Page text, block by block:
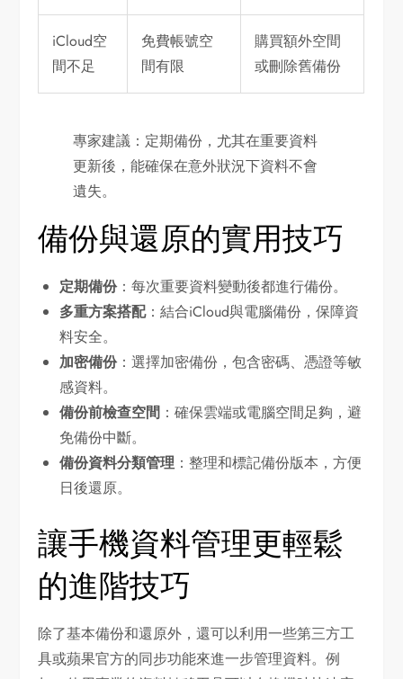
iCloud空
間不足
免費帳號空
間有限
購買額外空間
或刪除舊備份
專家建議：定期備份，尤其在重要資料
更新後，能確保在意外狀況下資料不會
遺失。
備份與還原的實用技巧
定期備份：每次重要資料變動後都進行備份。
多重方案搭配：結合iCloud與電腦備份，保障資
料安全。
加密備份：選擇加密備份，包含密碼、憑證等敏
感資料。
備份前檢查空間 ：確保雲端或電腦空間足夠，避
免備份中斷。
備份資料分類管理 ：整理和標記備份版本，方便
日後還原。
讓手機資料管理更輕鬆
的進階技巧
除了基本備份和還原外，還可以利用一些第三方工
具或蘋果官方的同步功能來進一步管理資料。例